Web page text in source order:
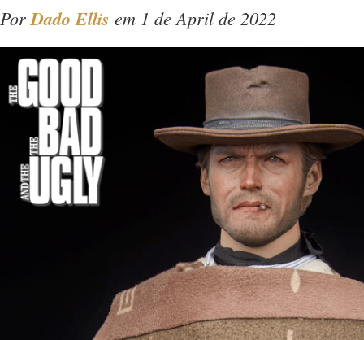
Por Dado Ellis em 1 de April de 2022